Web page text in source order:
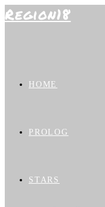
Zum
Region18
HOME
PROLOG
STARS